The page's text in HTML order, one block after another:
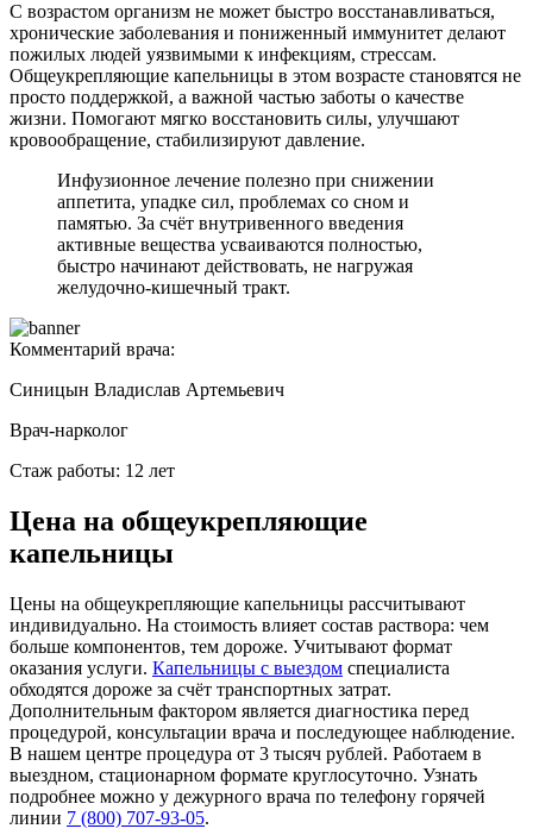
С возрастом организм не может быстро восстанавливаться,
хронические заболевания и пониженный иммунитет делают
пожилых людей уязвимыми к инфекциям, стрессам.
Общеукрепляющие капельницы в этом возрасте становятся не
просто поддержкой, а важной частью заботы о качестве
жизни. Помогают мягко восстановить силы, улучшают
кровообращение, стабилизируют давление.
Инфузионное лечение полезно при снижении
аппетита, упадке сил, проблемах со сном и
памятью. За счёт внутривенного введения
активные вещества усваиваются полностью,
быстро начинают действовать, не нагружая
желудочно-кишечный тракт.
Комментарий врача:
Синицын Владислав Артемьевич
Врач-нарколог
Стаж работы: 12 лет
Цена на общеукрепляющие
капельницы
Цены на общеукрепляющие капельницы рассчитывают
индивидуально. На стоимость влияет состав раствора: чем
больше компонентов, тем дороже. Учитывают формат
оказания услуги. Капельницы с выездом специалиста
обходятся дороже за счёт транспортных затрат.
Дополнительным фактором является диагностика перед
процедурой, консультации врача и последующее наблюдение.
В нашем центре процедура от 3 тысяч рублей. Работаем в
выездном, стационарном формате круглосуточно. Узнать
подробнее можно у дежурного врача по телефону горячей
линии 7 (800) 707-93-05.